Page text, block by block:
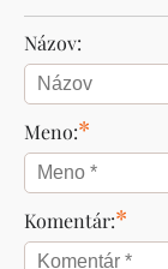
Názov:
Meno:*
Komentár:*